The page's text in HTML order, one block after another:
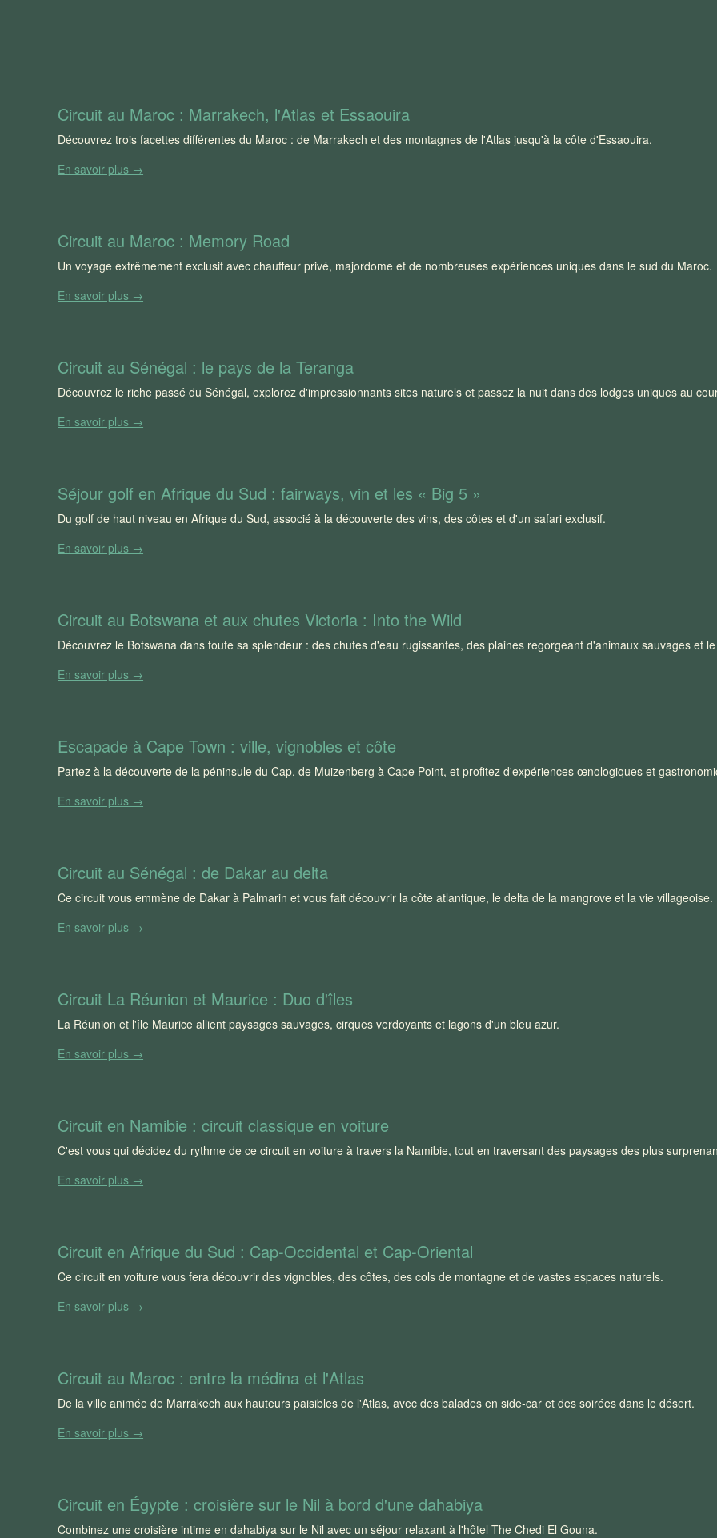
Circuit au Maroc : Marrakech, l'Atlas et Essaouira
Découvrez trois facettes différentes du Maroc : de Marrakech et des montagnes de l'Atlas jusqu'à la côte d'Essaouira.
En savoir plus →
Circuit au Maroc : Memory Road
Un voyage extrêmement exclusif avec chauffeur privé, majordome et de nombreuses expériences uniques dans le sud du Maroc.
En savoir plus →
Circuit au Sénégal : le pays de la Teranga
Découvrez le riche passé du Sénégal, explorez d'impressionnants sites naturels et passez la nuit dans des lodges uniques au
En savoir plus →
Séjour golf en Afrique du Sud : fairways, vin et les « Big 5 »
Du golf de haut niveau en Afrique du Sud, associé à la découverte des vins, des côtes et d'un safari exclusif.
En savoir plus →
Circuit au Botswana et aux chutes Victoria : Into the Wild
Découvrez le Botswana dans toute sa splendeur : des chutes d'eau rugissantes, des plaines regorgeant d'animaux sauvages et
En savoir plus →
Escapade à Cape Town : ville, vignobles et côte
Partez à la découverte de la péninsule du Cap, de Muizenberg à Cape Point, et profitez d'expériences œnologiques et
En savoir plus →
Circuit au Sénégal : de Dakar au delta
Ce circuit vous emmène de Dakar à Palmarin et vous fait découvrir la côte atlantique, le delta de la mangrove et la vie villageoise.
En savoir plus →
Circuit La Réunion et Maurice : Duo d'îles
La Réunion et l'île Maurice allient paysages sauvages, cirques verdoyants et lagons d'un bleu azur.
En savoir plus →
Circuit en Namibie : circuit classique en voiture
C'est vous qui décidez du rythme de ce circuit en voiture à travers la Namibie, tout en traversant des paysages des plus
En savoir plus →
Circuit en Afrique du Sud : Cap-Occidental et Cap-Oriental
Ce circuit en voiture vous fera découvrir des vignobles, des côtes, des cols de montagne et de vastes espaces naturels.
En savoir plus →
Circuit au Maroc : entre la médina et l'Atlas
De la ville animée de Marrakech aux hauteurs paisibles de l'Atlas, avec des balades en side-car et des soirées dans le désert.
En savoir plus →
Circuit en Égypte : croisière sur le Nil à bord d'une dahabiya
Combinez une croisière intime en dahabiya sur le Nil avec un séjour relaxant à l'hôtel The Chedi El Gouna.